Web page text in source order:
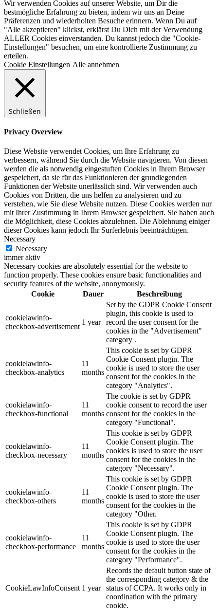
Wir verwenden Cookies auf unserer Website, um Dir die
bestmögliche Erfahrung zu bieten, indem wir uns an Deine
Präferenzen und wiederholten Besuche erinnern. Wenn Du auf
"Alle akzeptieren" klickst, erklärst Du Dich mit der Verwendung
ALLER Cookies einverstanden. Du kannst jedoch die "Cookie-
Einstellungen" besuchen, um eine kontrollierte Zustimmung zu
erteilen.
Cookie Einstellungen Alle annehmen
Schließen
Privacy Overview
Diese Website verwendet Cookies, um Ihre Erfahrung zu
verbessern, während Sie durch die Website navigieren. Von diesen
werden die als notwendig eingestuften Cookies in Ihrem Browser
gespeichert, da sie für das Funktionieren der grundlegenden
Funktionen der Website unerlässlich sind. Wir verwenden auch
Cookies von Dritten, die uns helfen zu analysieren und zu
verstehen, wie Sie diese Website nutzen. Diese Cookies werden nur
mit Ihrer Zustimmung in Ihrem Browser gespeichert. Sie haben auch
die Möglichkeit, diese Cookies abzulehnen. Die Ablehnung einiger
dieser Cookies kann jedoch Ihr Surferlebnis beeinträchtigen.
Necessary
Necessary
immer aktiv
Necessary cookies are absolutely essential for the website to
function properly. These cookies ensure basic functionalities and
security features of the website, anonymously.
Cookie
Dauer Beschreibung
cookielawinfo-
checkbox-advertisement
1 year
Set by the GDPR Cookie Consent
plugin, this cookie is used to
record the user consent for the
cookies in the "Advertisement"
category .
cookielawinfo-
checkbox-analytics
11
months
This cookie is set by GDPR
Cookie Consent plugin. The
cookie is used to store the user
consent for the cookies in the
category "Analytics".
cookielawinfo-
checkbox-functional
11
months
The cookie is set by GDPR
cookie consent to record the user
consent for the cookies in the
category "Functional".
cookielawinfo-
checkbox-necessary
11
months
This cookie is set by GDPR
Cookie Consent plugin. The
cookies is used to store the user
consent for the cookies in the
category "Necessary".
cookielawinfo-
checkbox-others
11
months
This cookie is set by GDPR
Cookie Consent plugin. The
cookie is used to store the user
consent for the cookies in the
category "Other.
cookielawinfo-
checkbox-performance
11
months
This cookie is set by GDPR
Cookie Consent plugin. The
cookie is used to store the user
consent for the cookies in the
category "Performance".
CookieLawInfoConsent 1 year
Records the default button state of
the corresponding category & the
status of CCPA. It works only in
coordination with the primary
cookie.